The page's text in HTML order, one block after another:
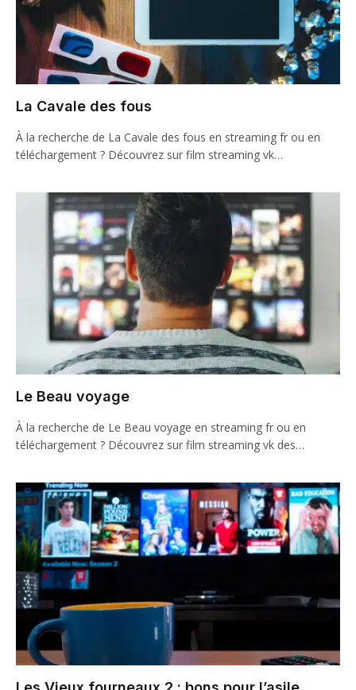
La Cavale des fous
À la recherche de La Cavale des fous en streaming fr ou en
téléchargement ? Découvrez sur film streaming vk…
Le Beau voyage
À la recherche de Le Beau voyage en streaming fr ou en
téléchargement ? Découvrez sur film streaming vk des…